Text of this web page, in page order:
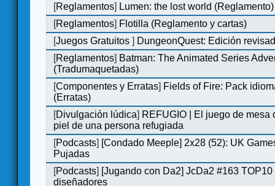
[Reglamentos] Lumen: the lost world (Reglamento)
[Reglamentos] Flotilla (Reglamento y cartas)
[Juegos Gratuitos] DungeonQuest: Edición
[Reglamentos] Batman: The Animated Series
(Tradumaquetadas)
[Componentes y Erratas] Fields of Fire: Pack
(Erratas)
[Divulgación lúdica] REFUGIO | El juego de mesa
piel de una persona refugiada
[Podcasts] [Condado Meeple] 2x28 (52): UK
Pujadas
[Podcasts] [Jugando con Da2] JcDa2 #163
diseñadores